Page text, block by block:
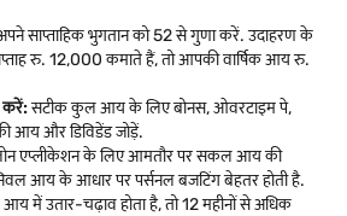
साप्ताहिक भुगतान को 52 से गुणा करें. उदाहरण के
रु. 12,000 कमाते हैं, तो आपकी वार्षिक आय रु.
करें:सटीक कुल आय के लिए बोनस, ओवरटाइम पे,
आय और डिविडेंड जोड़ें.
एप्लीकेशन के लिए आमतौर पर सकल आय की
आय के आधार पर पर्सनल बजटिंग बेहतर होती है.
में उतार-चढ़ाव होता है, तो 12 महीनों से अधिक